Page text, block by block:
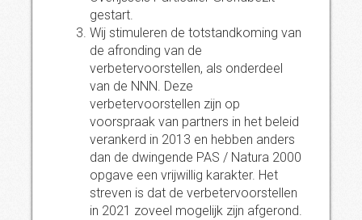
gestart.
Wij stimuleren de totstandkoming van
de afronding van de
verbetervoorstellen, als onderdeel
van de NNN. Deze
verbetervoorstellen zijn op
voorspraak van partners in het beleid
verankerd in 2013 en hebben anders
dan de dwingende PAS / Natura 2000
opgave een vrijwillig karakter. Het
streven is dat de verbetervoorstellen
in 2021 zoveel mogelijk zijn afgerond.